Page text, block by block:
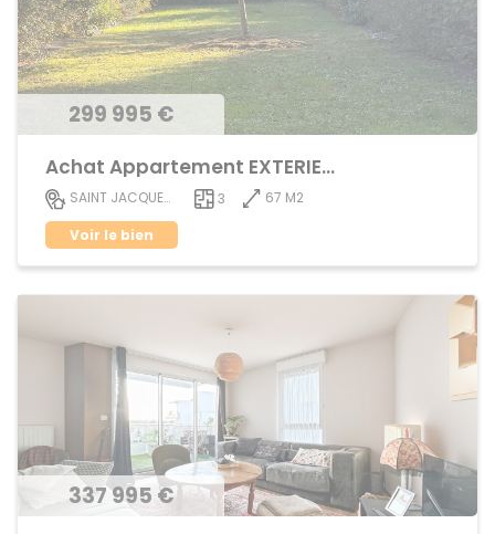
299 995 €
Achat Appartement EXTERIEUR
SAINT JACQUES DE LA LANDE 3
67 M2
Voir le bien
337 995 €